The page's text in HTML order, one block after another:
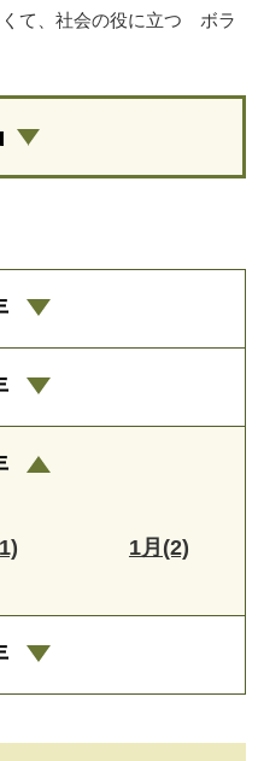
て、社会の役に立つ ボラ
1月(2)